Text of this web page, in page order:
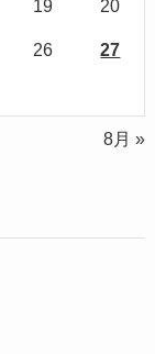
19 20
26 27
8月 »